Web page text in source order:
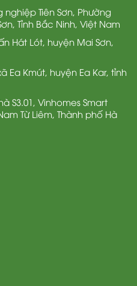
Tiên Sơn, Phường
Tỉnh Bắc Ninh, Việt Nam
Hát Lót, huyện Mai Sơn,
Ea Kmút, huyện Ea Kar, tỉnh
S3.01, Vinhomes Smart
Từ Liêm, Thành phố Hà